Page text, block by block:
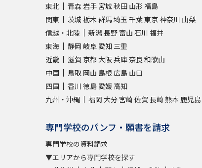
東北
青森 岩手 宮城 秋田 山形 福島
関東
茨城 栃木 群馬埼玉 千葉東京神奈川 山梨
信越・北陸
新潟長野 富山 石川 福井
東海
静岡 岐阜 愛知 三重
近畿
滋賀 京都 大阪兵庫奈良 和歌山
中国
鳥取 岡山 島根 広島 山口
四国
香川 徳島 愛媛 高知
九州・沖縄
福岡 大分 宮崎 佐賀 長崎 熊本 鹿児島
専門学校のパンフ・願書を請求
専門学校の資料請求
▼エリアから専門学校を探す